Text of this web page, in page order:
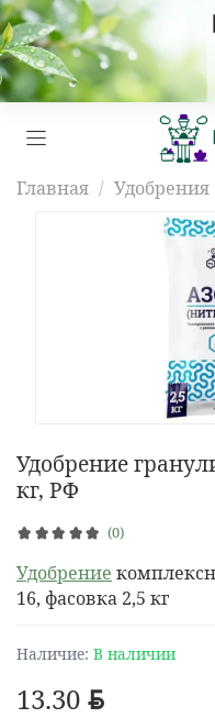
Главная Удобрения
(0)
Удобрение
кг, РФ
13.30 BYN
Наличие: В наличии
Удобрение
16, фасовка 2,5 кг